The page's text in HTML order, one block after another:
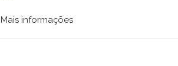
Mais informações